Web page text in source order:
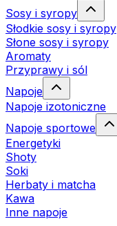
Sosy i syropy
Słodkie sosy i syropy
Słone sosy i syropy
Aromaty
Przyprawy i sól
Napoje
Napoje izotoniczne
Napoje sportowe
Energetyki
Shoty
Soki
Herbaty i matcha
Kawa
Inne napoje